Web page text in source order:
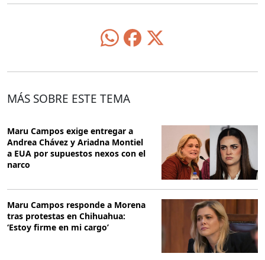
MÁS SOBRE ESTE TEMA
Maru Campos exige entregar a
Andrea Chávez y Ariadna Montiel
a EUA por supuestos nexos con el
narco
Maru Campos responde a Morena
tras protestas en Chihuahua:
‘Estoy firme en mi cargo’